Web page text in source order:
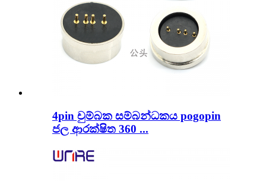
4pin චුම්බක සම්බන්ධකය pogopin
ජල ආරක්ෂිත 360 ...